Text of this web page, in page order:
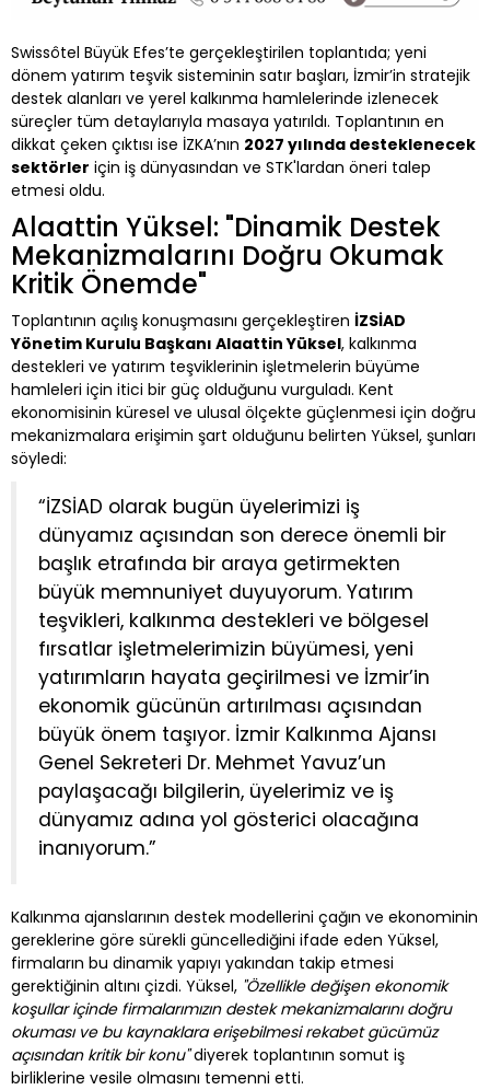
Swissôtel Büyük Efes’te gerçekleştirilen toplantıda; yeni
dönem yatırım teşvik sisteminin satır başları, İzmir’in stratejik
destek alanları ve yerel kalkınma hamlelerinde izlenecek
süreçler tüm detaylarıyla masaya yatırıldı. Toplantının en
dikkat çeken çıktısı ise İZKA’nın 2027 yılında desteklenecek
sektörler için iş dünyasından ve STK'lardan öneri talep
etmesi oldu.
Alaattin Yüksel: "Dinamik Destek
Mekanizmalarını Doğru Okumak
Kritik Önemde"
Toplantının açılış konuşmasını gerçekleştiren İZSİAD
Yönetim Kurulu Başkanı Alaattin Yüksel, kalkınma
destekleri ve yatırım teşviklerinin işletmelerin büyüme
hamleleri için itici bir güç olduğunu vurguladı. Kent
ekonomisinin küresel ve ulusal ölçekte güçlenmesi için doğru
mekanizmalara erişimin şart olduğunu belirten Yüksel, şunları
söyledi:
“İZSİAD olarak bugün üyelerimizi iş
dünyamız açısından son derece önemli bir
başlık etrafında bir araya getirmekten
büyük memnuniyet duyuyorum. Yatırım
teşvikleri, kalkınma destekleri ve bölgesel
fırsatlar işletmelerimizin büyümesi, yeni
yatırımların hayata geçirilmesi ve İzmir’in
ekonomik gücünün artırılması açısından
büyük önem taşıyor. İzmir Kalkınma Ajansı
Genel Sekreteri Dr. Mehmet Yavuz’un
paylaşacağı bilgilerin, üyelerimiz ve iş
dünyamız adına yol gösterici olacağına
inanıyorum.”
Kalkınma ajanslarının destek modellerini çağın ve ekonominin
gereklerine göre sürekli güncellediğini ifade eden Yüksel,
firmaların bu dinamik yapıyı yakından takip etmesi
gerektiğinin altını çizdi. Yüksel, "Özellikle değişen ekonomik
koşullar içinde firmalarımızın destek mekanizmalarını doğru
okuması ve bu kaynaklara erişebilmesi rekabet gücümüz
açısından kritik bir konu"diyerek toplantının somut iş
birliklerine vesile olmasını temenni etti.